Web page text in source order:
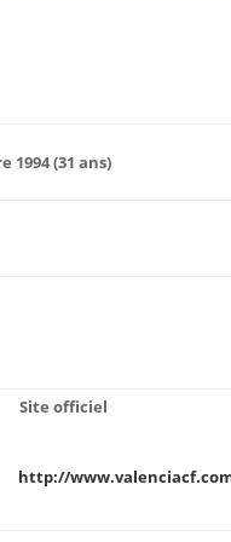
1994 (31 ans)
Site officiel
http://